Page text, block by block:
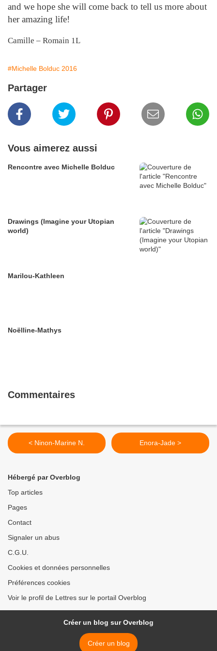
and we hope she will come back to tell us more about
her amazing life!
Camille – Romain 1L
#Michelle Bolduc 2016
Partager
Vous aimerez aussi
Rencontre avec Michelle Bolduc
Drawings (Imagine your Utopian
world)
Marilou-Kathleen
Noëlline-Mathys
Commentaires
< Ninon-Marine N. Enora-Jade >
Hébergé par Overblog
Top articles
Pages
Contact
Signaler un abus
C.G.U.
Cookies et données personnelles
Préférences cookies
Voir le profil de Lettres sur le portail Overblog
Créer un blog sur Overblog
Créer un blog